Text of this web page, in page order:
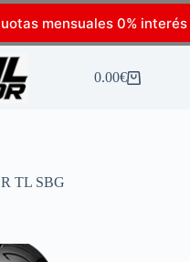
mensuales 0% interés
0.00€
TL SBG